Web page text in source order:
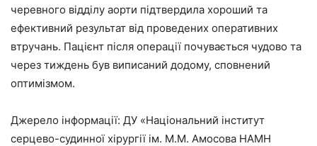
черевного відділу аорти підтвердила хороший та
ефективний результат від проведених оперативних
втручань. Пацієнт після операції почувається чудово та
через тиждень був виписаний додому, сповнений
оптимізмом.
Джерело інформації: ДУ «Національний інститут
серцево-судинної хірургії ім. М.М. Амосова НАМН